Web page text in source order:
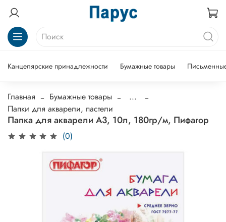
Канцелярские принадлежности Бумажные товары
Главная Бумажные товары
...
Папки для акварели, пастели
Папка для акварели А3, 10л, 180гр/м, Пифагор
(0)